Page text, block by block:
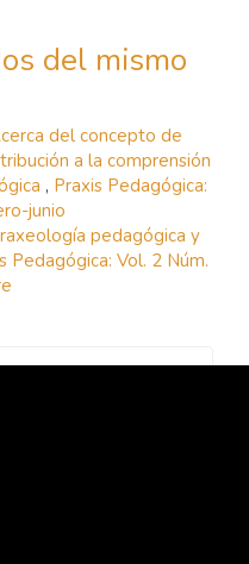
del mismo
del concepto de
a la comprensión
, Praxis Pedagógica:
junio
pedagógica y
Pedagógica: Vol. 2 Núm.